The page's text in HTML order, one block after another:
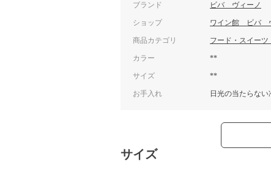
ブランド ビバ ヴィーノ
ショップ ワイン館 ビバ
商品カテゴリ フード・スイーツ
カラー **
サイズ **
お手入れ 日光の当たらない
サイズ